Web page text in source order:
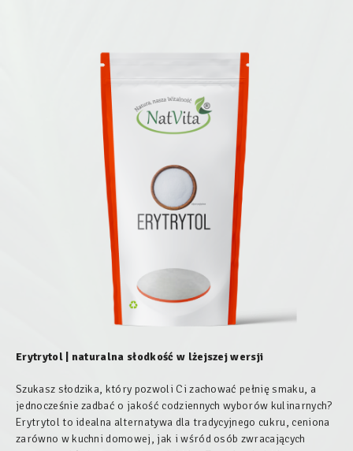
Erytrytol | naturalna słodkość w lżejszej wersji
Szukasz słodzika, który pozwoli Ci zachować pełnię smaku, a
jednocześnie zadbać o jakość codziennych wyborów kulinarnych?
Erytrytol to idealna alternatywa dla tradycyjnego cukru, ceniona
zarówno w kuchni domowej, jak i wśród osób zwracających